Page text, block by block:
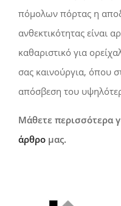
πόμολων πόρτας η
ανθεκτικότητας είναι
καθαριστικό για
σας καινούργια, όπου
απόσβεση του
Μάθετε περισσότερα
άρθρο μας.